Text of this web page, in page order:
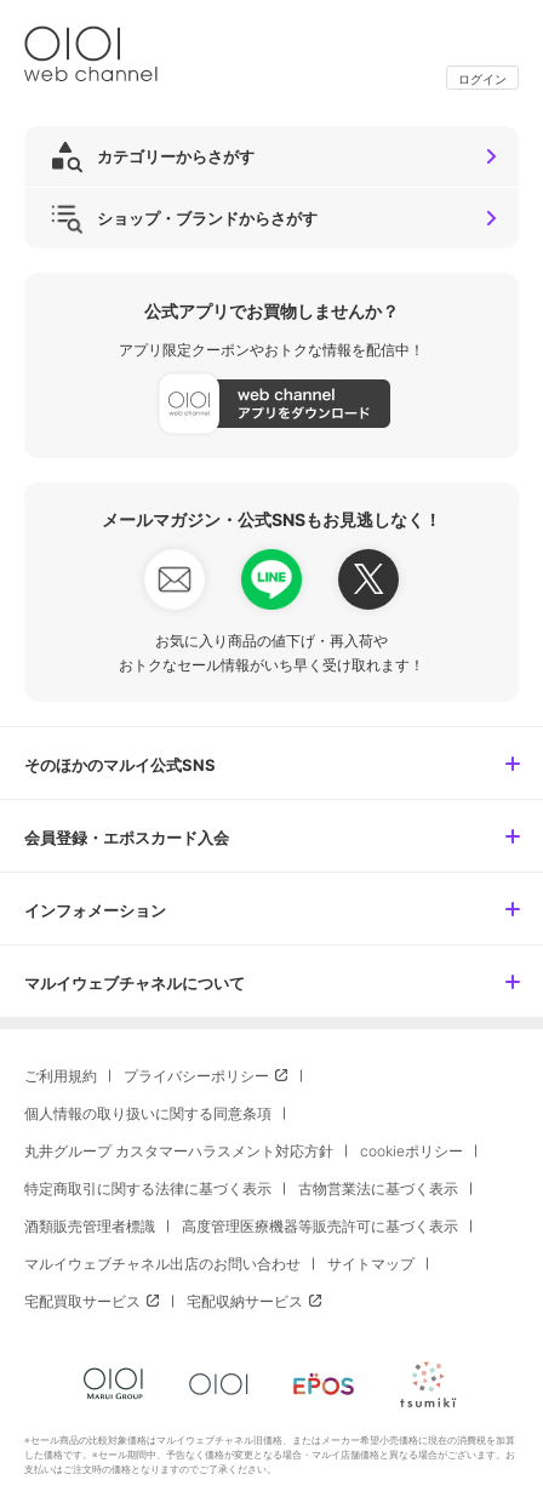
ログイン
カテゴリーからさがす
ショップ・ブランドからさがす
公式アプリでお買物しませんか？
アプリ限定クーポンやおトクな情報を配信中！
メールマガジン・公式SNSもお見逃しなく！
お気に入り商品の値下げ・再入荷や
おトクなセール情報がいち早く受け取れます！
そのほかのマルイ公式SNS
会員登録・エポスカード入会
インフォメーション
マルイウェブチャネルについて
ご利用規約 プライバシーポリシー
個人情報の取り扱いに関する同意条項
丸井グループ カスタマーハラスメント対応方針 cookieポリシー
特定商取引に関する法律に基づく表示 古物営業法に基づく表示
酒類販売管理者標識 高度管理医療機器等販売許可に基づく表示
マルイウェブチャネル出店のお問い合わせ サイトマップ
宅配買取サービス 宅配収納サービス
※セール商品の比較対象価格はマルイウェブチャネル旧価格、またはメーカー希望小売価格に現在の消費税を加算
した価格です。※セール期間中、予告なく価格が変更となる場合・マルイ店舗価格と異なる場合がございます。お
支払いはご注文時の価格となりますのでご了承ください。